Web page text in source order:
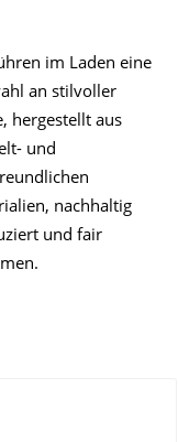
im Laden eine
an stilvoller
hergestellt aus
und
nachhaltig
und fair